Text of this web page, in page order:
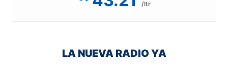
/ltr
LA NUEVA RADIO YA